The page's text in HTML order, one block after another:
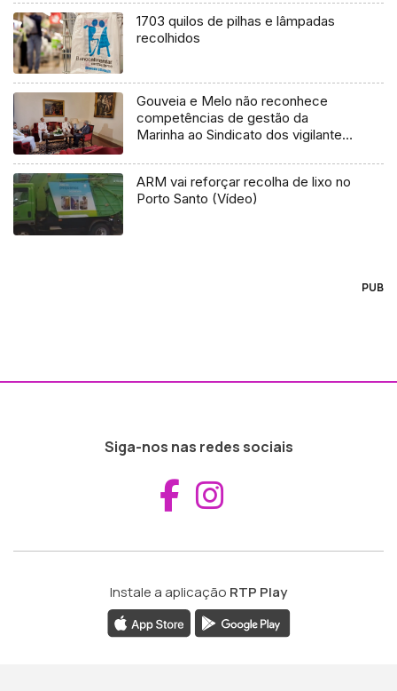
1703 quilos de pilhas e lâmpadas
recolhidos
Gouveia e Melo não reconhece
competências de gestão da
Marinha ao Sindicato dos vigilantes
ARM vai reforçar recolha de lixo no
Porto Santo (Vídeo)
PUB
Siga-nos nas redes sociais
Aceder ao
Instale a aplicação RTP Play